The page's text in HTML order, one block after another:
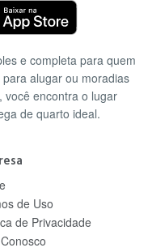
e completa para quem
alugar ou moradias
você encontra o lugar
de quarto ideal.
de Uso
de Privacidade